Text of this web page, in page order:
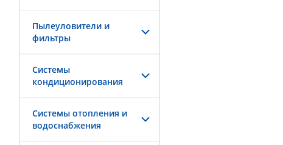
Пылеуловители и
фильтры
Системы
кондиционирования
Системы отопления и
водоснабжения